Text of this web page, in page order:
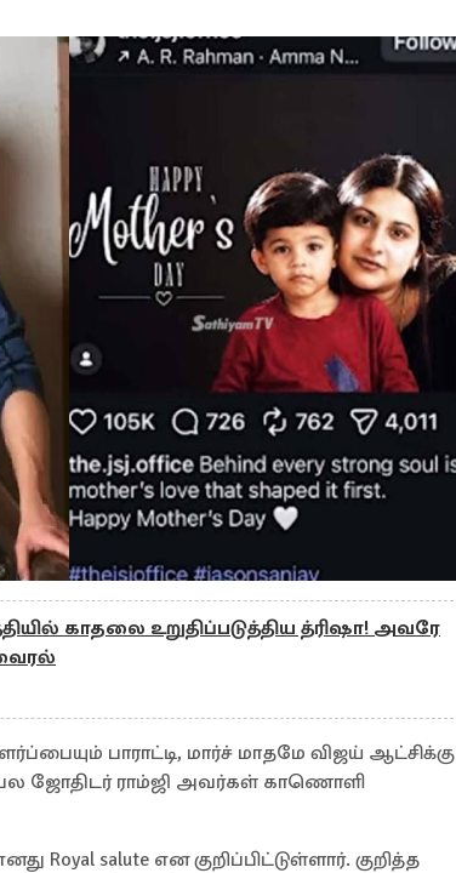
காதலை உறுதிப்படுத்திய த்ரிஷா! அவரே
பாராட்டி, மார்ச் மாதமே விஜய் ஆட்சிக்கு
ஜோதிடர் ராம்ஜி அவர்கள் காணொளி
Royal salute என குறிப்பிட்டுள்ளார். குறித்த